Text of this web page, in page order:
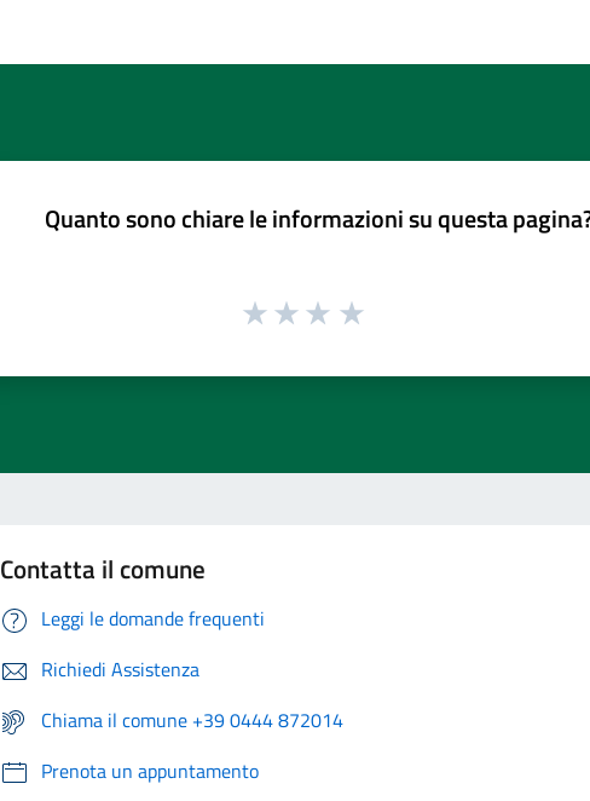
Quanto sono chiare le informazioni su questa
Contatta il comune
Leggi le domande frequenti
Richiedi Assistenza
Chiama il comune +39 0444 872014
Prenota un appuntamento